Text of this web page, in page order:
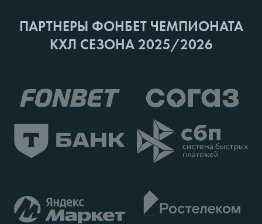
ПАРТНЕРЫ ФОНБЕТ ЧЕМПИОНАТА
КХЛ СЕЗОНА 2025/2026